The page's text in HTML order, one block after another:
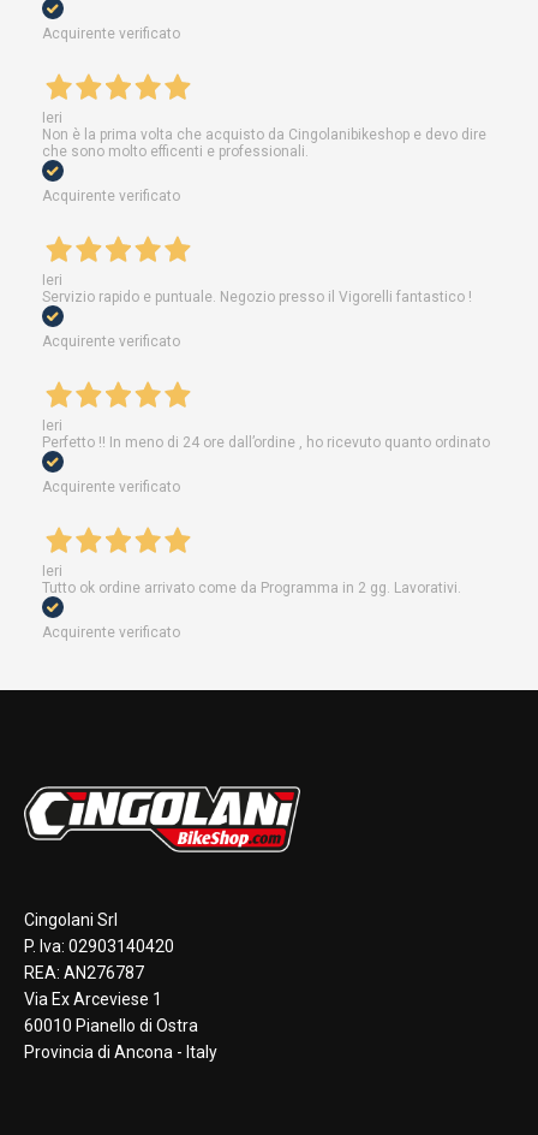
Acquirente verificato
Ieri
Non è la prima volta che acquisto da Cingolanibikeshop e devo dire
che sono molto efficenti e professionali.
Acquirente verificato
Ieri
Servizio rapido e puntuale. Negozio presso il Vigorelli fantastico !
Acquirente verificato
Ieri
Perfetto !! In meno di 24 ore dall’ordine , ho ricevuto quanto ordinato
Acquirente verificato
Ieri
Tutto ok ordine arrivato come da Programma in 2 gg. Lavorativi.
Acquirente verificato
Cingolani Srl
P. Iva: 02903140420
REA: AN276787
Via Ex Arceviese 1
60010 Pianello di Ostra
Provincia di Ancona - Italy